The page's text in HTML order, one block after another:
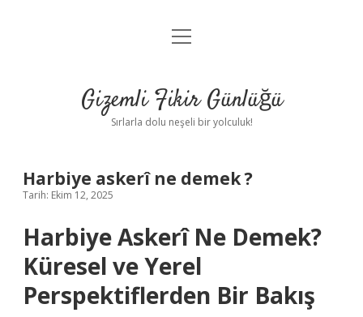
Anasayfa
Yasal Uyarı
menüyü
Gizemli Fikir Günlüğü
Sırlarla dolu neşeli bir yolculuk!
Harbiye askerî ne demek ?
Tarih: Ekim 12, 2025
Harbiye Askerî Ne Demek?
Küresel ve Yerel
Perspektiflerden Bir Bakış